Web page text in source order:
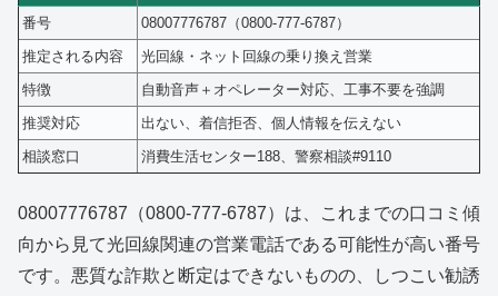
番号
08007776787（0800-777-6787）
推定される内容
光回線・ネット回線の乗り換え営業
特徴
自動音声＋オペレーター対応、工事不要を強調
推奨対応
出ない、着信拒否、個人情報を伝えない
相談窓口
消費生活センター188、警察相談#9110
08007776787（0800-777-6787）は、これまでの口コミ傾
向から見て光回線関連の営業電話である可能性が高い番号
です。悪質な詐欺と断定はできないものの、しつこい勧誘